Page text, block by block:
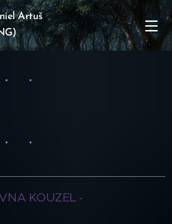
Artuš
. .
. .
KOUZEL -